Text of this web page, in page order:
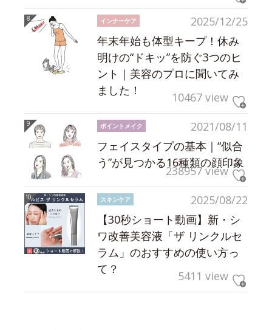
2025/12/25
インナーケア
年末年始も体型キープ！休み
明けの“ドキッ”を防ぐ3つのヒ
ント｜美容のプロに聞いてみ
ました！
10467 view
2021/08/11
ポイントメイク
フェイスタイプの基本｜“似合
う”が見つかる16種類の顔印象
238957 view
2025/08/22
スキンケア
【30秒ショート動画】新・シ
ワ改善美容液「ザ リンクルセ
ラム」のおすすめの使い方っ
て？
5411 view